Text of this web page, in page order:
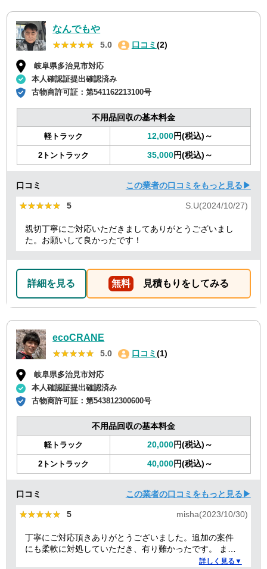
なんでもや
★★★★★
★★★★★ 5.0 口コミ (2)
岐阜県多治見市対応
本人確認証提出確認済み
古物商許可証：第541162213100号
不用品回収の基本料金
軽トラック 12,000円(税込)～
2トントラック 35,000円(税込)～
口コミ この業者の口コミをもっと見る▶
★★★★★
★★★★★ 5 S.U(2024/10/27)
親切丁寧にご対応いただきましてありがとうございまし
た。お願いして良かったです！
詳細を見る 無料 見積もりをしてみる
ecoCRANE
★★★★★
★★★★★ 5.0 口コミ (1)
岐阜県多治見市対応
本人確認証提出確認済み
古物商許可証：第543812300600号
不用品回収の基本料金
軽トラック 20,000円(税込)～
2トントラック 40,000円(税込)～
口コミ この業者の口コミをもっと見る▶
★★★★★
★★★★★ 5 misha(2023/10/30)
丁寧にご対応頂きありがとうございました。追加の案件
にも柔軟に対処していただき、有り難かったです。 また
何かありましたらぜひよろしくお願いします。詳しく見る▼